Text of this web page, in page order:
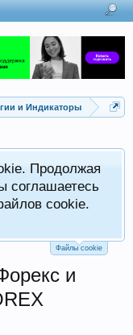
и Индикаторы
Продолжая
соглашаетесь
cookie.
Файлы cookie
и